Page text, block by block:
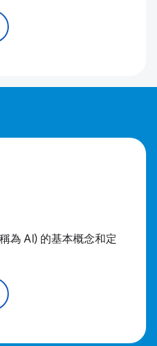
為 AI) 的基本概念和定